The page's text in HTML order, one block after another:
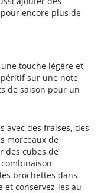
encore plus de
touche légère et
sur une note
de saison pour un
avec des fraises, des
morceaux de
des cubes de
brochettes dans
conservez-les au